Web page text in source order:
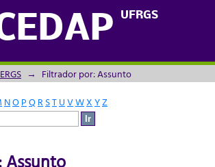
UFRGS
→ Filtrador por: Assunto
NOPQRSTUVWXYZ
Assunto